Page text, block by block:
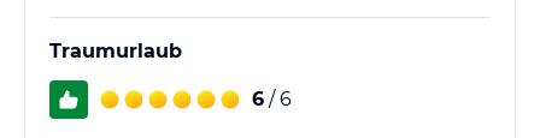
Traumurlaub
6 / 6